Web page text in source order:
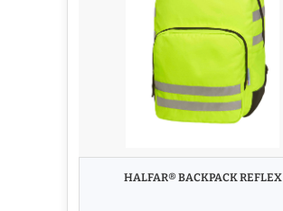
HALFAR® BACKPACK REFLEX